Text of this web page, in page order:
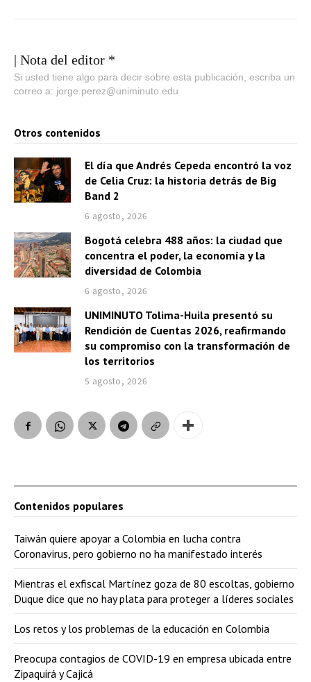
| Nota del editor *
Si usted tiene algo para decir sobre esta publicación, escriba un
correo a: jorge.perez@uniminuto.edu
Otros contenidos
El día que Andrés Cepeda encontró la voz
de Celia Cruz: la historia detrás de Big
Band 2
6 agosto, 2026
Bogotá celebra 488 años: la ciudad que
concentra el poder, la economía y la
diversidad de Colombia
6 agosto, 2026
UNIMINUTO Tolima-Huila presentó su
Rendición de Cuentas 2026, reafirmando
su compromiso con la transformación de
los territorios
5 agosto, 2026
Contenidos populares
Taiwán quiere apoyar a Colombia en lucha contra
Coronavirus, pero gobierno no ha manifestado interés
Mientras el exfiscal Martínez goza de 80 escoltas, gobierno
Duque dice que no hay plata para proteger a líderes sociales
Los retos y los problemas de la educación en Colombia
Preocupa contagios de COVID-19 en empresa ubicada entre
Zipaquirá y Cajicá